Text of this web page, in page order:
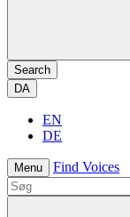
Search
DA
EN
DE
Menu Find Voices